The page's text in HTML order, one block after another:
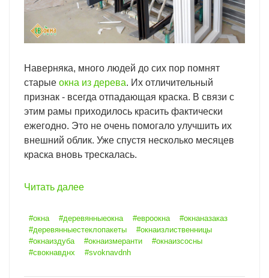
Наверняка, много людей до сих пор помнят
старые окна из дерева. Их отличительный
признак - всегда отпадающая краска. В связи с
этим рамы приходилось красить фактически
ежегодно. Это не очень помогало улучшить их
внешний облик. Уже спустя несколько месяцев
краска вновь трескалась.
Читать далее
#окна #деревянныеокна #евроокна
#окнаназаказ
#деревянныестеклопакеты
#окнаизлиственницы
#окнаиздуба
#окнаизмеранти
#окнаизсосны
#свокнавднх
#svoknavdnh